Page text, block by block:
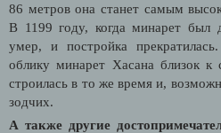
86 метров она станет самым
В 1199 году, когда минарет был
умер, и постройка
облику минарет Хасана близок к
строилась в то же время и,
зодчих.
А также другие